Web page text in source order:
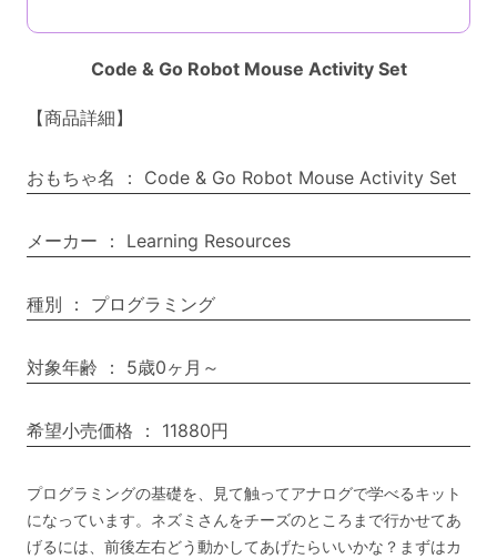
Code & Go Robot Mouse Activity Set
【商品詳細】
おもちゃ名 ： Code & Go Robot Mouse Activity Set
メーカー ： Learning Resources
種別 ： プログラミング
対象年齢 ： 5歳0ヶ月～
希望小売価格 ： 11880円
プログラミングの基礎を、見て触ってアナログで学べるキット
になっています。ネズミさんをチーズのところまで行かせてあ
げるには、前後左右どう動かしてあげたらいいかな？まずはカ